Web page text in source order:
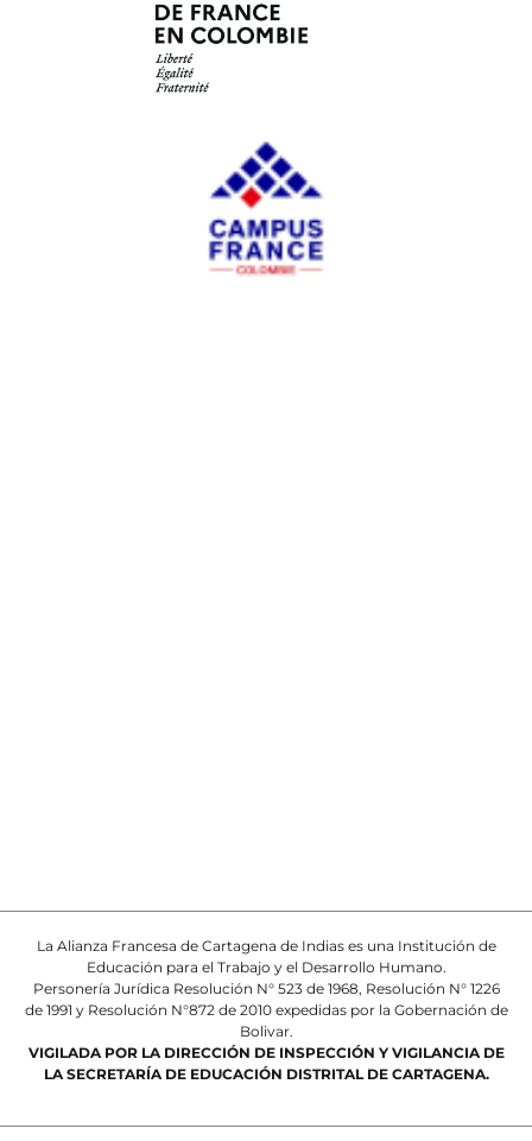
La Alianza Francesa de Cartagena de Indias es una Institución de
Educación para el Trabajo y el Desarrollo Humano.
Personería Jurídica Resolución N° 523 de 1968, Resolución N° 1226
de 1991 y Resolución N°872 de 2010 expedidas por la Gobernación de
Bolivar.
VIGILADA POR LA DIRECCIÓN DE INSPECCIÓN Y VIGILANCIA DE
LA SECRETARÍA DE EDUCACIÓN DISTRITAL DE CARTAGENA.